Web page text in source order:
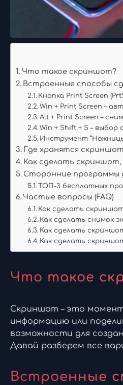
Что такое скриншот?
Встроенные способы
Кнопка Print Screen
Win + Print Screen –
Alt + Print Screen –
Win + Shift + S –
Инструмент
Где хранятся
Как сделать скриншот,
Сторонние программы
ТОП-3 бесплатных
Частые вопросы (FAQ)
Как сделать скриншот
Как сделать снимок
Как сделать
Как сделать
Что такое
Скриншот – это
информацию или
возможности для
Давай разберем все
Встроенные